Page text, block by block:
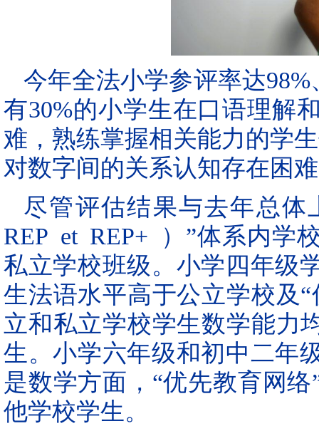
今年全法小学参评率达
有30%的小学生在口语理解
难，熟练掌握相关能力的学
对数字间的关系认知存在困
尽管评估结果与去年总
REP et REP+ ）”体系内学
私立学校班级。小学四年级
生法语水平高于公立学校及
立和私立学校学生数学能力
生。小学六年级和初中二年
是数学方面，“优先教育网
他学校学生。